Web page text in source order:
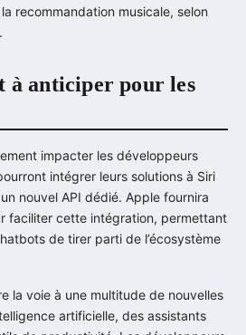
recommandation musicale, selon
à anticiper pour les
impacter les développeurs
intégrer leurs solutions à Siri
nouvel API dédié. Apple fournira
faciliter cette intégration, permettant
de tirer parti de l’écosystème
la voie à une multitude de nouvelles
artificielle, des assistants